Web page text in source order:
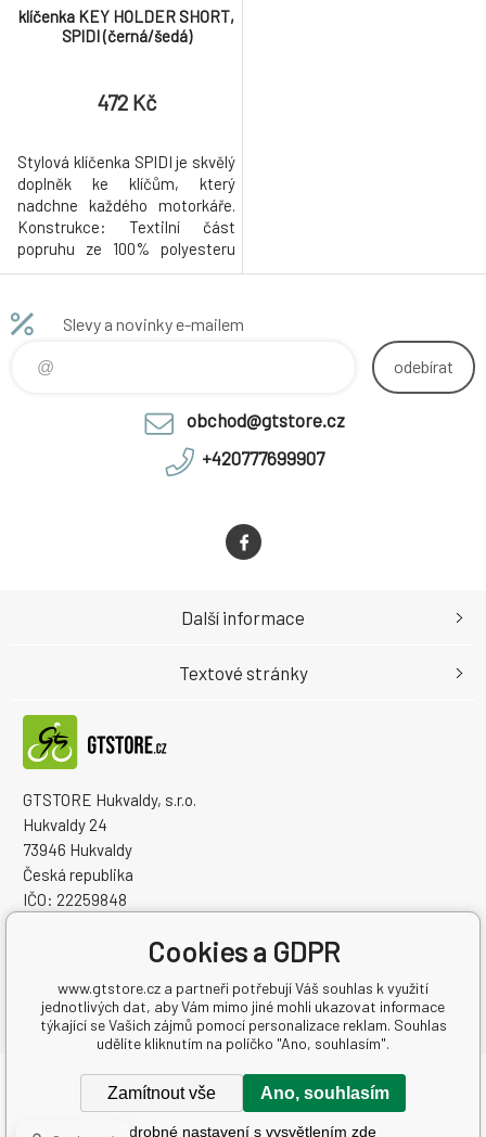
klíčenka KEY HOLDER SHORT,
SPIDI (černá/šedá)
472 Kč
Stylová klíčenka SPIDI je skvělý
doplněk ke klíčům, který
nadchne každého motorkáře.
Konstrukce: Textilní část
popruhu ze 100% polyesteru
Lehká a pevná karabina s
Slevy a novinky e-mailem
odebírat
obchod@gtstore.cz
+420777699907
GTSTORE Hukvaldy, s.r.o.
Hukvaldy 24
73946 Hukvaldy
Česká republika
IČO: 22259848
Další informace
Textové stránky
Copyright © 2026 GTSTORE Hukvaldy, s.r.o.
Všechna práva vyhrazena.
Cookies a GDPR
www.gtstore.cz a partneři potřebují Váš souhlas k využití
jednotlivých dat, aby Vám mimo jiné mohli ukazovat informace
týkající se Vašich zájmů pomocí personalizace reklam. Souhlas
udělíte kliknutím na políčko "Ano, souhlasím".
Zamítnout vše Ano, souhlasím
Podrobné nastavení s vysvětlením zde